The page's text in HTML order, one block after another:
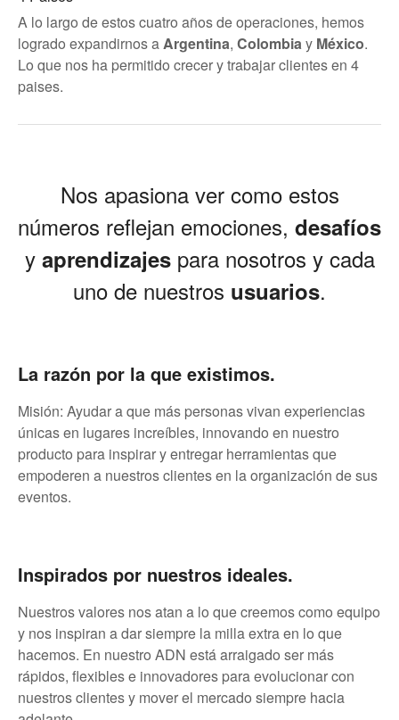
A lo largo de estos cuatro años de operaciones, hemos
logrado expandirnos aArgentina, Colombiay México.
Lo que nos ha permitido crecer y trabajar clientes en 4
paises.
Nos apasiona ver como estos
números reflejan emociones, desafíos
y aprendizajespara nosotros y cada
uno de nuestros usuarios.
La razón por la que existimos.
Misión: Ayudar a que más personas vivan experiencias
únicas en lugares increíbles, innovando en nuestro
producto para inspirar y entregar herramientas que
empoderen a nuestros clientes en la organización de sus
eventos.
Inspirados por nuestros ideales.
Nuestros valores nos atan a lo que creemos como equipo
y nos inspiran a dar siempre la milla extra en lo que
hacemos. En nuestro ADN está arraigado ser más
rápidos, flexibles e innovadores para evolucionar con
nuestros clientes y mover el mercado siempre hacia